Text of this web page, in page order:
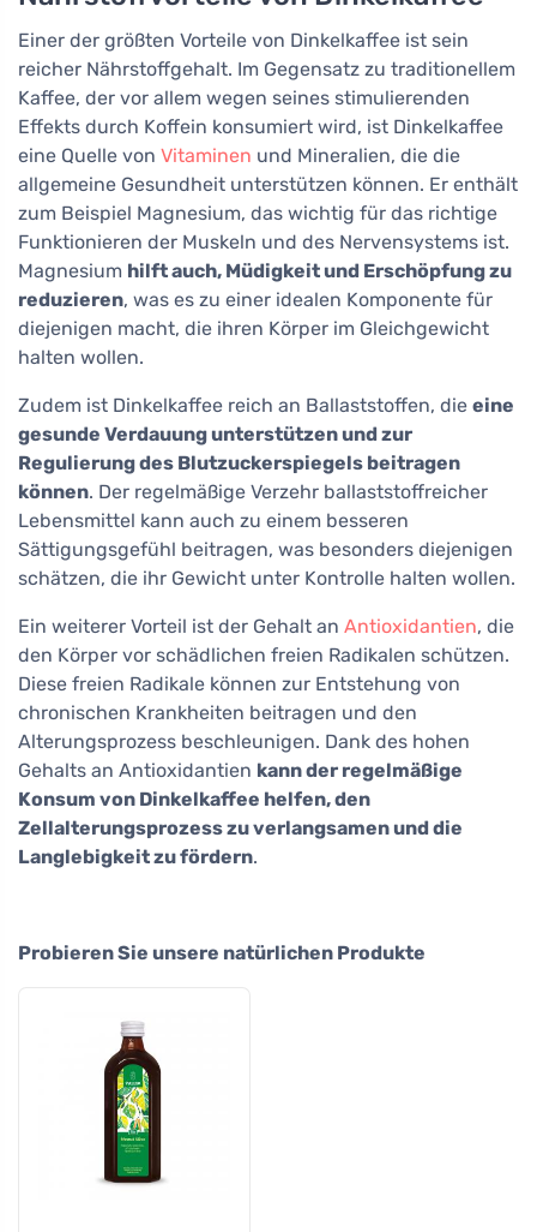
Einer der größten Vorteile von Dinkelkaffee ist sein
reicher Nährstoffgehalt. Im Gegensatz zu traditionellem
Kaffee, der vor allem wegen seines stimulierenden
Effekts durch Koffein konsumiert wird, ist Dinkelkaffee
eine Quelle von Vitaminen und Mineralien, die die
allgemeine Gesundheit unterstützen können. Er enthält
zum Beispiel Magnesium, das wichtig für das richtige
Funktionieren der Muskeln und des Nervensystems ist.
Magnesium hilft auch, Müdigkeit und Erschöpfung zu
reduzieren, was es zu einer idealen Komponente für
diejenigen macht, die ihren Körper im Gleichgewicht
halten wollen.
Zudem ist Dinkelkaffee reich an Ballaststoffen, die eine
gesunde Verdauung unterstützen und zur
Regulierung des Blutzuckerspiegels beitragen
können. Der regelmäßige Verzehr ballaststoffreicher
Lebensmittel kann auch zu einem besseren
Sättigungsgefühl beitragen, was besonders diejenigen
schätzen, die ihr Gewicht unter Kontrolle halten wollen.
Ein weiterer Vorteil ist der Gehalt an Antioxidantien, die
den Körper vor schädlichen freien Radikalen schützen.
Diese freien Radikale können zur Entstehung von
chronischen Krankheiten beitragen und den
Alterungsprozess beschleunigen. Dank des hohen
Gehalts an Antioxidantien kann der regelmäßige
Konsum von Dinkelkaffee helfen, den
Zellalterungsprozess zu verlangsamen und die
Langlebigkeit zu fördern.
Probieren Sie unsere natürlichen Produkte